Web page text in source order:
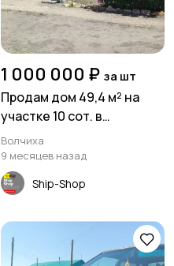
1 000 000 ₽ за шт
Продам дом 49,4 м² на
участке 10 сот. в
с.Bолчиха ул.Подбoрнaя
Волчиха
9 месяцев назад
Ship-Shop